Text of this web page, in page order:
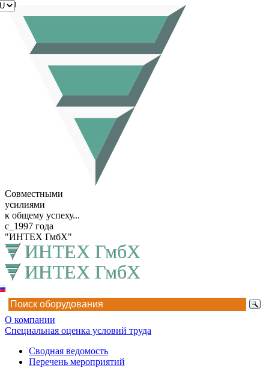
Совместными
усилиями
к общему успеху...
с 1997 года
"ИНТЕХ ГмбХ"
RU
О компании
Специальная оценка условий труда
Сводная ведомость
Перечень мероприятий